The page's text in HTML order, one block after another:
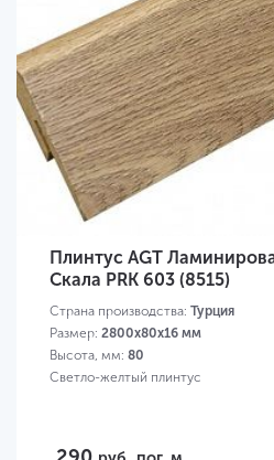
Плинтус AGT
Скала PRK 603 (8515)
Страна производства: Турция
Размер: 2800х80х16 мм
Высота, мм: 80
Светло-желтый плинтус